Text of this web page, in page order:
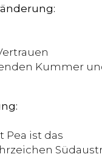
Kummer
Pea ist das